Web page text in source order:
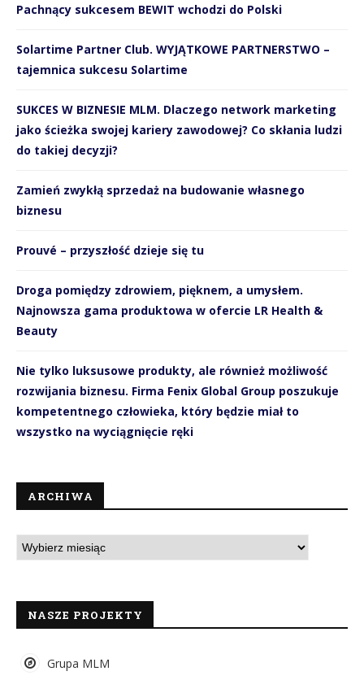
Pachnący sukcesem BEWIT wchodzi do Polski
Solartime Partner Club. WYJĄTKOWE PARTNERSTWO –
tajemnica sukcesu Solartime
SUKCES W BIZNESIE MLM. Dlaczego network marketing
jako ścieżka swojej kariery zawodowej? Co skłania ludzi
do takiej decyzji?
Zamień zwykłą sprzedaż na budowanie własnego
biznesu
Prouvé – przyszłość dzieje się tu
Droga pomiędzy zdrowiem, pięknem, a umysłem.
Najnowsza gama produktowa w ofercie LR Health &
Beauty
Nie tylko luksusowe produkty, ale również możliwość
rozwijania biznesu. Firma Fenix Global Group poszukuje
kompetentnego człowieka, który będzie miał to
wszystko na wyciągnięcie ręki
ARCHIWA
NASZE PROJEKTY
Grupa MLM